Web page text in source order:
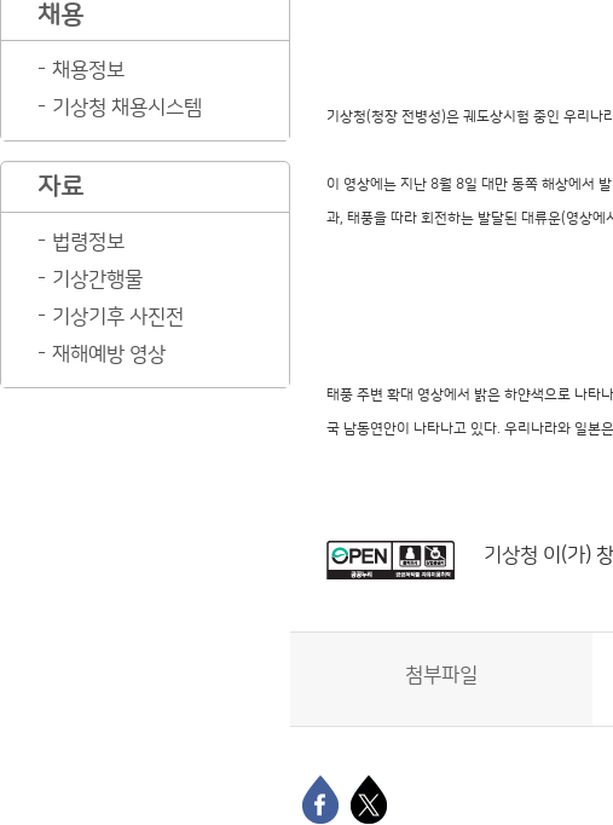
채용
채용정보
기상청 채용시스템
자료
법령정보
기상간행물
기상기후 사진전
재해예방 영상
기상청(청장 전병성)은 궤도상시험 중인 우리나
이 영상에는 지난 8월 8일 대만 동쪽 해상에서
과, 태풍을 따라 회전하는 발달된 대류운(영상
태풍 주변 확대 영상에서 밝은 하얀색으로 나타
국 남동연안이 나타나고 있다. 우리나라와 일본
기상청 이(가)
첨부파일